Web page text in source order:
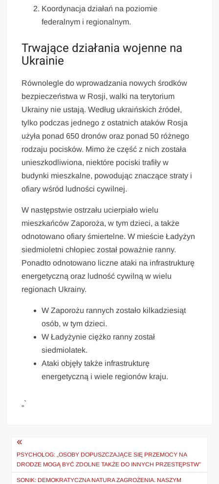
Koordynacja działań na poziomie
federalnym i regionalnym.
Trwające działania wojenne na
Ukrainie
Równolegle do wprowadzania nowych środków
bezpieczeństwa w Rosji, walki na terytorium
Ukrainy nie ustają. Według ukraińskich źródeł,
tylko podczas jednego z ostatnich ataków Rosja
użyła ponad 650 dronów oraz ponad 50 różnego
rodzaju pocisków. Mimo że część z nich została
unieszkodliwiona, niektóre pociski trafiły w
budynki mieszkalne, powodując znaczące straty i
ofiary wśród ludności cywilnej.
W następstwie ostrzału ucierpiało wielu
mieszkańców Zaporoża, w tym dzieci, a także
odnotowano ofiary śmiertelne. W mieście Ładyżyn
siedmioletni chłopiec został poważnie ranny.
Ponadto odnotowano liczne ataki na infrastrukturę
energetyczną oraz ludność cywilną w wielu
regionach Ukrainy.
W Zaporożu rannych zostało kilkadziesiąt
osób, w tym dzieci.
W Ładyżynie ciężko ranny został
siedmiolatek.
Ataki objęły także infrastrukturę
energetyczną i wiele regionów kraju.
„`
Nawigacja
wpisu
PSYCHOLOG: „OSOBY DOPUSZCZAJĄCE SIĘ PRZEMOCY NA
DRODZE MOGĄ BYĆ ZDOLNE TAKŻE DO INNYCH PRZESTĘPSTW”
SONIK: DEMOKRATYCZNA NATURA ZAGROŻENIA. NASZYM